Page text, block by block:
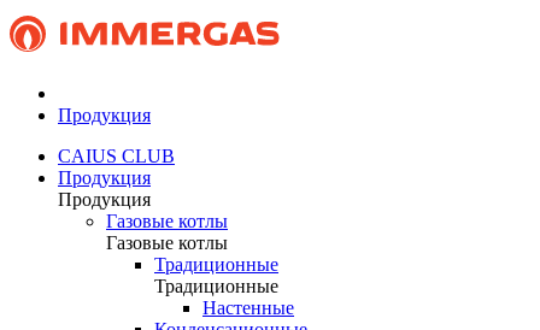
Продукция
CAIUS CLUB
Продукция
Продукция
Газовые котлы
Газовые котлы
Традиционные
Традиционные
Настенные